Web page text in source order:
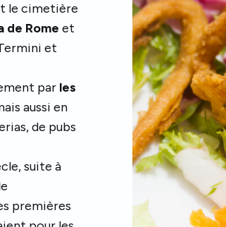
le cimetière
de Rome et
et
par les
aussi en
de pubs
suite à
premières